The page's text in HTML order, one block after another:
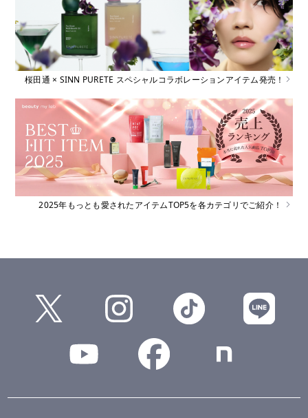
桜田通 × SINN PURETE スペシャルコラボレーションアイテム発売！
2025年もっとも愛されたアイテムTOP5を各カテゴリでご紹介！